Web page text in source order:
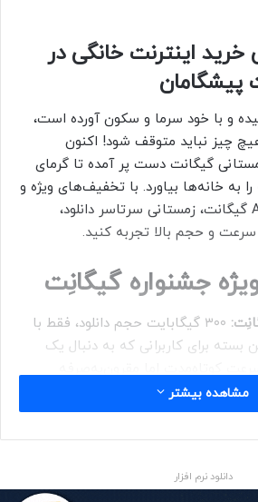
اینترنت خانگی در
پیشگامان
و با خود سرما و سکون آورده است،
چیز نباید متوقف شود! اکنون
گیگانت دست پر آمده تا گرمای
به خانه‌ها بیاورد. با تخفیف‌های ویژه و
بسته‌های اینترنت ADSL گیگانت، زمستانی سرتاسر دانلود،
و حجم بالا تجربه کنید.
جشنواره گیگانِت
۳۰۰ گیگابایت حجم دانلود، فقط با
این بسته برای کاربرانی که به دنبال یک
با این بسته، خیالتان از حجم دانلود برای
پرسرعت خانگی لذت ببرید.
مشاهده بیشتر
دانلود نرم افزار